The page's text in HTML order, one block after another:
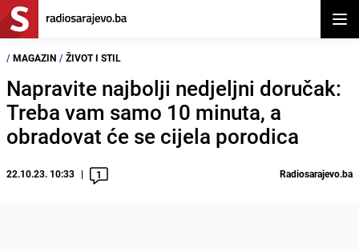
/ MAGAZIN / ŽIVOT I STIL
Napravite najbolji nedjeljni doručak:
Treba vam samo 10 minuta, a
obradovat će se cijela porodica
22.10.23. 10:33 1 Radiosarajevo.ba